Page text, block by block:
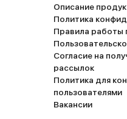
Описание
Политика
Правила работы
Согласие на
рассылок
Политика для
пользователями
Вакансии